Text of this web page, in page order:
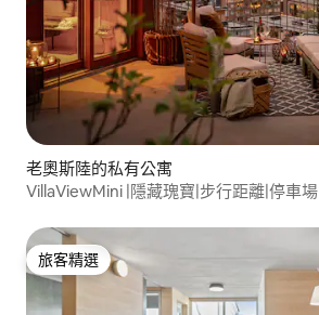
老奧斯陸的私有公寓
VillaViewMini |隱藏瑰寶|步行距離|停車場
旅客精選
旅客精選